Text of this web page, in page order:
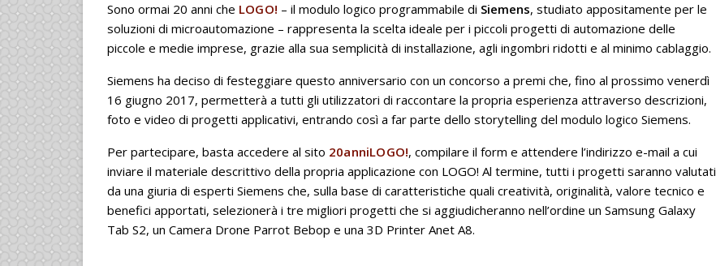
Sono ormai 20 anni che LOGO! – il modulo logico programmabile di Siemens, studiato appositamente per le
soluzioni di microautomazione – rappresenta la scelta ideale per i piccoli progetti di automazione delle
piccole e medie imprese, grazie alla sua semplicità di installazione, agli ingombri ridotti e al minimo cablaggio.
Siemens ha deciso di festeggiare questo anniversario con un concorso a premi che, fino al prossimo venerdì
16 giugno 2017, permetterà a tutti gli utilizzatori di raccontare la propria esperienza attraverso descrizioni,
foto e video di progetti applicativi, entrando così a far parte dello storytelling del modulo logico Siemens.
Per partecipare, basta accedere al sito 20anniLOGO!, compilare il form e attendere l’indirizzo e-mail a cui
inviare il materiale descrittivo della propria applicazione con LOGO! Al termine, tutti i progetti saranno valutati
da una giuria di esperti Siemens che, sulla base di caratteristiche quali creatività, originalità, valore tecnico e
benefici apportati, selezionerà i tre migliori progetti che si aggiudicheranno nell’ordine un Samsung Galaxy
Tab S2, un Camera Drone Parrot Bebop e una 3D Printer Anet A8.